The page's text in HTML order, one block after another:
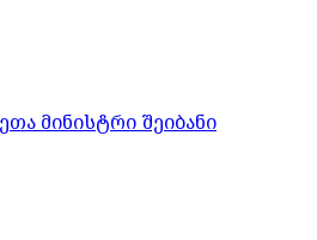
მინისტრი შეიბანი